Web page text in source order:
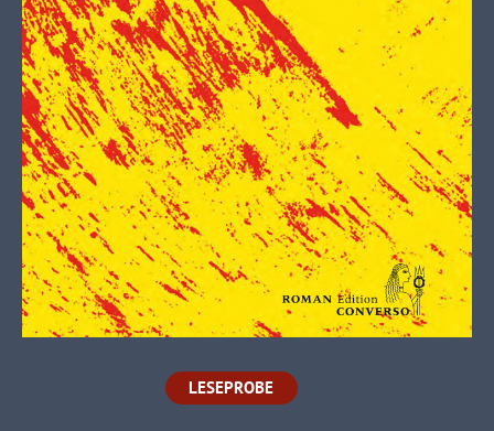
We offer support for our customers
Mon - Fri 8:00am - 5:00pm(GMT +1)
Get in touch
Cybersteel Inc.
376-293 City Road, Suite 600
San Francisco, CA 94102
Have any questions?
+44 1234 567 890
info@yourdomain.comLESEPROBE